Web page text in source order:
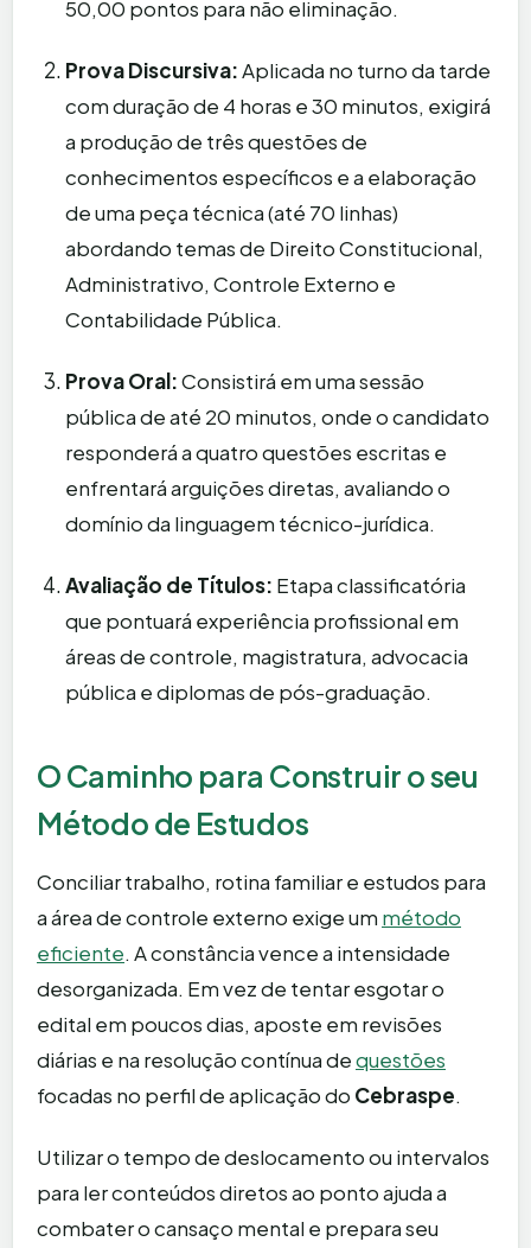
50,00 pontos para não eliminação.
Prova Discursiva:Aplicada no turno da tarde
com duração de 4 horas e 30 minutos, exigirá
a produção de três questões de
conhecimentos específicos e a elaboração
de uma peça técnica (até 70 linhas)
abordando temas de Direito Constitucional,
Administrativo, Controle Externo e
Contabilidade Pública.
Prova Oral:Consistirá em uma sessão
pública de até 20 minutos, onde o candidato
responderá a quatro questões escritas e
enfrentará arguições diretas, avaliando o
domínio da linguagem técnico-jurídica.
Avaliação de Títulos: Etapa classificatória
que pontuará experiência profissional em
áreas de controle, magistratura, advocacia
pública e diplomas de pós-graduação.
O Caminho para Construir o seu
Método de Estudos
Conciliar trabalho, rotina familiar e estudos para
a área de controle externo exige um método
eficiente. A constância vence a intensidade
desorganizada. Em vez de tentar esgotar o
edital em poucos dias, aposte em revisões
diárias e na resolução contínua dequestões
focadas no perfil de aplicação do Cebraspe.
Utilizar o tempo de deslocamento ou intervalos
para ler conteúdos diretos ao ponto ajuda a
combater o cansaço mental e prepara seu